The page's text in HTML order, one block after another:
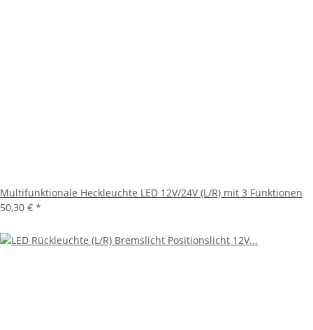
Multifunktionale Heckleuchte LED 12V/24V (L/R) mit 3 Funktionen
50,30 € *